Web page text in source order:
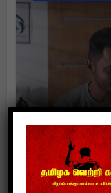
மனதை
செய்தாய்”
suresh